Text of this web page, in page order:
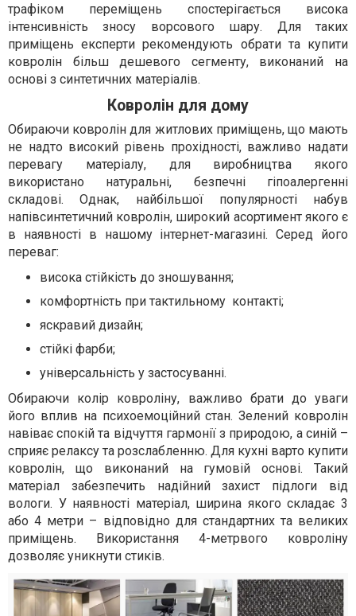
трафіком переміщень спостерігається висока
інтенсивність зносу ворсового шару. Для таких
приміщень експерти рекомендують обрати та купити
ковролін більш дешевого сегменту, виконаний на
основі з синтетичних матеріалів.
Ковролін для дому
Обираючи ковролін для житлових приміщень, що мають
не надто високий рівень прохідності, важливо надати
перевагу матеріалу, для виробництва якого
використано натуральні, безпечні гіпоалергенні
складові. Однак, найбільшої популярності набув
напівсинтетичний ковролін, широкий асортимент якого є
в наявності в нашому інтернет-магазині. Серед його
переваг:
висока стійкість до зношування;
комфортність при тактильному контакті;
яскравий дизайн;
стійкі фарби;
універсальність у застосуванні.
Обираючи колір ковроліну, важливо брати до уваги
його вплив на психоемоційний стан. Зелений ковролін
навіває спокій та відчуття гармонії з природою, а синій –
сприяє релаксу та розслабленню. Для кухні варто купити
ковролін, що виконаний на гумовій основі. Такий
матеріал забезпечить надійний захист підлоги від
вологи. У наявності матеріал, ширина якого складає 3
або 4 метри – відповідно для стандартних та великих
приміщень. Використання 4-метрвого ковроліну
дозволяє уникнути стиків.